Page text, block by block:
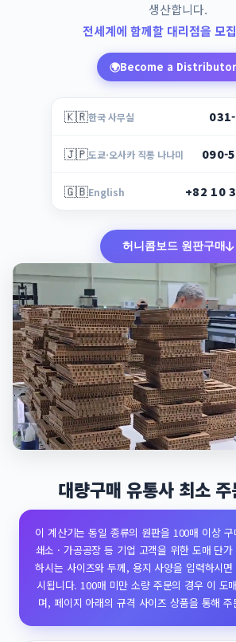
생산합니다.
전세계에 함께할 대리점을 모
🌍Become a Distributor
🇰🇷한국 사무실
🇯🇵도쿄·오사카 직통 나나미 090-
🇬🇧English +82 10
허니콤보드 원판구매
대량구매 유통사 최소
이 계산기는 동일 종류의 원판을 100매 이상 구
쇄소 · 가공공장 등 기업 고객을 위한 도매 단
하시는 사이즈와 두께, 용지 사양을 입력하시
시됩니다. 100매 미만 소량 주문의 경우 이 도
며, 페이지 아래의 규격 사이즈 상품을 통해